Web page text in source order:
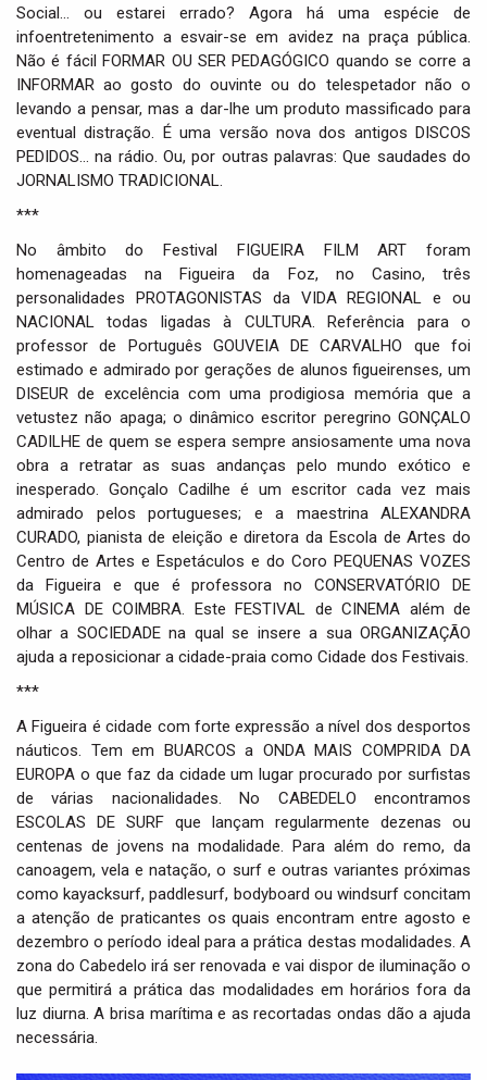
Social… ou estarei errado? Agora há uma espécie de
infoentretenimento a esvair-se em avidez na praça pública.
Não é fácil FORMAR OU SER PEDAGÓGICO quando se corre a
INFORMAR ao gosto do ouvinte ou do telespetador não o
levando a pensar, mas a dar-lhe um produto massificado para
eventual distração. É uma versão nova dos antigos DISCOS
PEDIDOS… na rádio. Ou, por outras palavras: Que saudades do
JORNALISMO TRADICIONAL.
***
No âmbito do Festival FIGUEIRA FILM ART foram
homenageadas na Figueira da Foz, no Casino, três
personalidades PROTAGONISTAS da VIDA REGIONAL e ou
NACIONAL todas ligadas à CULTURA. Referência para o
professor de Português GOUVEIA DE CARVALHO que foi
estimado e admirado por gerações de alunos figueirenses, um
DISEUR de excelência com uma prodigiosa memória que a
vetustez não apaga; o dinâmico escritor peregrino GONÇALO
CADILHE de quem se espera sempre ansiosamente uma nova
obra a retratar as suas andanças pelo mundo exótico e
inesperado. Gonçalo Cadilhe é um escritor cada vez mais
admirado pelos portugueses; e a maestrina ALEXANDRA
CURADO, pianista de eleição e diretora da Escola de Artes do
Centro de Artes e Espetáculos e do Coro PEQUENAS VOZES
da Figueira e que é professora no CONSERVATÓRIO DE
MÚSICA DE COIMBRA. Este FESTIVAL de CINEMA além de
olhar a SOCIEDADE na qual se insere a sua ORGANIZAÇÃO
ajuda a reposicionar a cidade-praia como Cidade dos Festivais.
***
A Figueira é cidade com forte expressão a nível dos desportos
náuticos. Tem em BUARCOS a ONDA MAIS COMPRIDA DA
EUROPA o que faz da cidade um lugar procurado por surfistas
de várias nacionalidades. No CABEDELO encontramos
ESCOLAS DE SURF que lançam regularmente dezenas ou
centenas de jovens na modalidade. Para além do remo, da
canoagem, vela e natação, o surf e outras variantes próximas
como kayacksurf, paddlesurf, bodyboard ou windsurf concitam
a atenção de praticantes os quais encontram entre agosto e
dezembro o período ideal para a prática destas modalidades. A
zona do Cabedelo irá ser renovada e vai dispor de iluminação o
que permitirá a prática das modalidades em horários fora da
luz diurna. A brisa marítima e as recortadas ondas dão a ajuda
necessária.